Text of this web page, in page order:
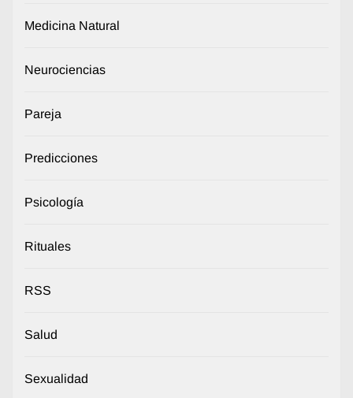
Medicina Natural
Neurociencias
Pareja
Predicciones
Psicología
Rituales
RSS
Salud
Sexualidad